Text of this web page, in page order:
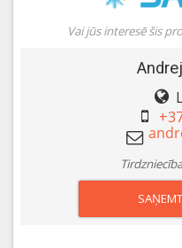
Vai jūs interesē šis